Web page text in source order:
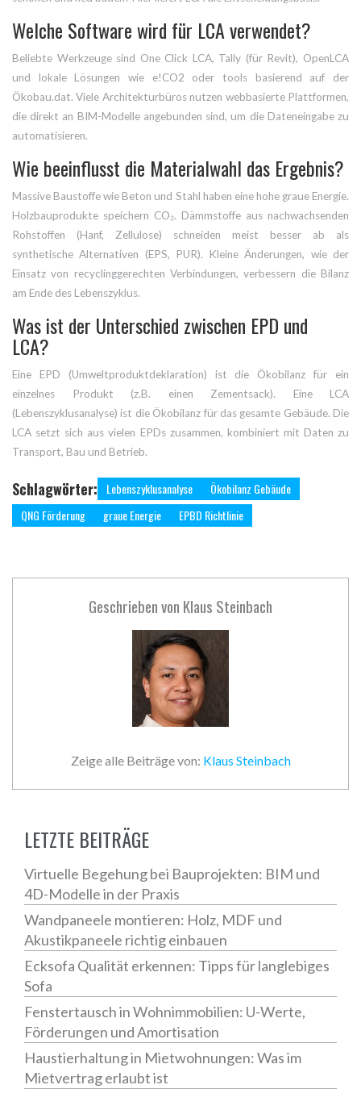
Welche Software wird für LCA verwendet?
Beliebte Werkzeuge sind One Click LCA, Tally (für Revit), OpenLCA
und lokale Lösungen wie e!CO2 oder tools basierend auf der
Ökobau.dat. Viele Architekturbüros nutzen webbasierte Plattformen,
die direkt an BIM-Modelle angebunden sind, um die Dateneingabe zu
automatisieren.
Wie beeinflusst die Materialwahl das Ergebnis?
Massive Baustoffe wie Beton und Stahl haben eine hohe graue Energie.
Holzbauprodukte speichern CO₂. Dämmstoffe aus nachwachsenden
Rohstoffen (Hanf, Zellulose) schneiden meist besser ab als
synthetische Alternativen (EPS, PUR). Kleine Änderungen, wie der
Einsatz von recyclinggerechten Verbindungen, verbessern die Bilanz
am Ende des Lebenszyklus.
Was ist der Unterschied zwischen EPD und
LCA?
Eine EPD (Umweltproduktdeklaration) ist die Ökobilanz für ein
einzelnes Produkt (z.B. einen Zementsack). Eine LCA
(Lebenszyklusanalyse) ist die Ökobilanz für das gesamte Gebäude. Die
LCA setzt sich aus vielen EPDs zusammen, kombiniert mit Daten zu
Transport, Bau und Betrieb.
Schlagwörter: Lebenszyklusanalyse
Ökobilanz Gebäude
QNG Förderung
graue Energie EPBD Richtlinie
Geschrieben von Klaus Steinbach
Zeige alle Beiträge von: Klaus Steinbach
LETZTE BEITRÄGE
Virtuelle Begehung bei Bauprojekten: BIM und
4D-Modelle in der Praxis
Wandpaneele montieren: Holz, MDF und
Akustikpaneele richtig einbauen
Ecksofa Qualität erkennen: Tipps für langlebiges
Sofa
Fenstertausch in Wohnimmobilien: U-Werte,
Förderungen und Amortisation
Haustierhaltung in Mietwohnungen: Was im
Mietvertrag erlaubt ist